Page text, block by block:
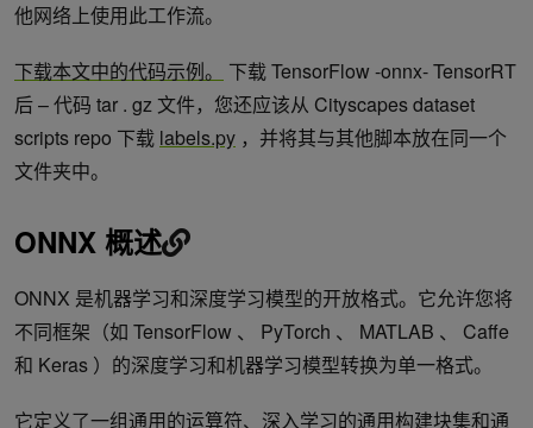
他网络上使用此工作流。
下载本文中的代码示例。
下载 TensorFlow -onnx- TensorRT
后 – 代码 tar . gz 文件，您还应该从 Cityscapes dataset
scripts repo 下载 labels.py ，并将其与其他脚本放在同一个
文件夹中。
ONNX 概述
ONNX 是机器学习和深度学习模型的开放格式。它允许您将
不同框架（如 TensorFlow 、 PyTorch 、 MATLAB 、 Caffe
和 Keras ）的深度学习和机器学习模型转换为单一格式。
它定义了一组通用的运算符、深入学习的通用构建块集和通